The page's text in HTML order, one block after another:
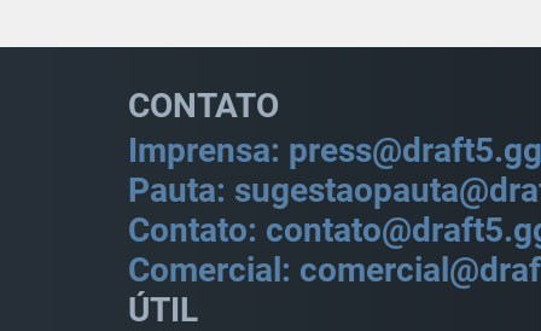
CONTATO
Imprensa: press@draft5.gg
Pauta:
Contato:
Comercial:
ÚTIL